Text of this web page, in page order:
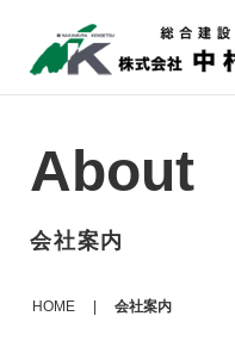
About
会社案内
HOME 会社案内